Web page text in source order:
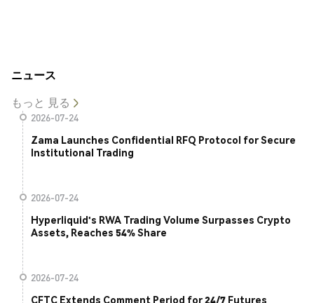
ニュース
もっと 見る
2026-07-24
Zama Launches Confidential RFQ Protocol for Secure
Institutional Trading
2026-07-24
Hyperliquid's RWA Trading Volume Surpasses Crypto
Assets, Reaches 54% Share
2026-07-24
CFTC Extends Comment Period for 24/7 Futures